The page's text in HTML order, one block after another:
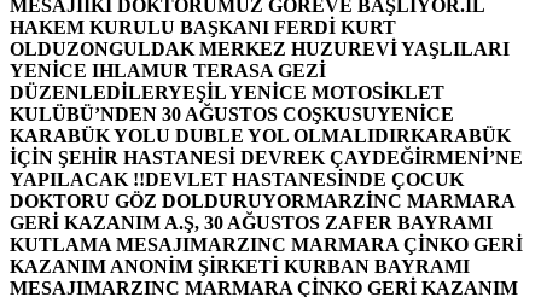
MESAJIİKİ DOKTORUMUZ GÖREVE BAŞLIYOR.İL
HAKEM KURULU BAŞKANI FERDİ KURT
OLDUZONGULDAK MERKEZ HUZUREVİ YAŞLILARI
YENİCE IHLAMUR TERASA GEZİ
DÜZENLEDİLERYEŞİL YENİCE MOTOSİKLET
KULÜBÜ’NDEN 30 AĞUSTOS COŞKUSUYENİCE
KARABÜK YOLU DUBLE YOL OLMALIDIRKARABÜK
İÇİN ŞEHİR HASTANESİ DEVREK ÇAYDEĞİRMENİ’NE
YAPILACAK !!DEVLET HASTANESİNDE ÇOCUK
DOKTORU GÖZ DOLDURUYORMARZİNC MARMARA
GERİ KAZANIM A.Ş, 30 AĞUSTOS ZAFER BAYRAMI
KUTLAMA MESAJIMARZINC MARMARA ÇİNKO GERİ
KAZANIM ANONİM ŞİRKETİ KURBAN BAYRAMI
MESAJIMARZINC MARMARA ÇİNKO GERİ KAZANIM